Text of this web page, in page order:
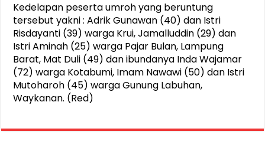
Kedelapan peserta umroh yang beruntung
tersebut yakni : Adrik Gunawan (40) dan Istri
Risdayanti (39) warga Krui, Jamalluddin (29) dan
Istri Aminah (25) warga Pajar Bulan, Lampung
Barat, Mat Duli (49) dan ibundanya Inda Wajamar
(72) warga Kotabumi, Imam Nawawi (50) dan Istri
Mutoharoh (45) warga Gunung Labuhan,
Waykanan. (Red)